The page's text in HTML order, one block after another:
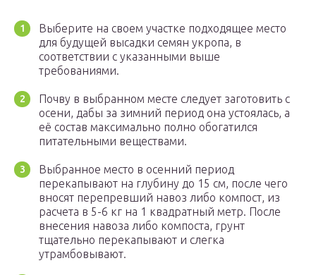
Выберите на своем участке подходящее место
для будущей высадки семян укропа, в
соответствии с указанными выше
требованиями.
Почву в выбранном месте следует заготовить с
осени, дабы за зимний период она устоялась, а
её состав максимально полно обогатился
питательными веществами.
Выбранное место в осенний период
перекапывают на глубину до 15 см, после чего
вносят перепревший навоз либо компост, из
расчета в 5-6 кг на 1 квадратный метр. После
внесения навоза либо компоста, грунт
тщательно перекапывают и слегка
утрамбовывают.